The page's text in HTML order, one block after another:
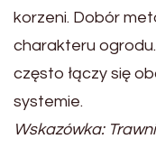
korzeni. Dobór
charakteru
często łączy się
systemie.
Wskazówka: